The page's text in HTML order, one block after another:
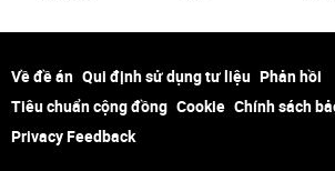
Về đề án Qui định sử dụng tư liệu Phản hồi
Tiêu chuẩn cộng đồng Cookie Chính sách
Privacy Feedback